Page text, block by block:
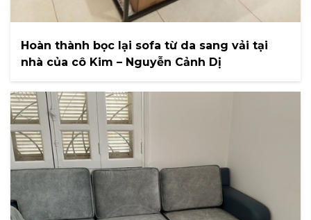
Hoàn thành bọc lại sofa từ da sang vải tại
nhà của cô Kim – Nguyễn Cảnh Dị